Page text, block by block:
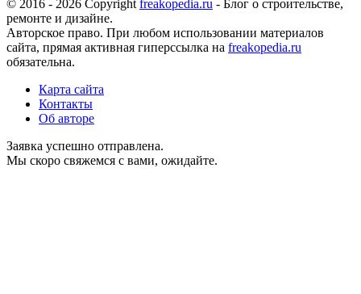
© 2016 - 2026 Copyright freakopedia.ru - Блог о строительстве,
ремонте и дизайне.
Авторское право. При любом использовании материалов
сайта, прямая активная гиперссылка на freakopedia.ru
обязательна.
Карта сайта
Контакты
Об авторе
Заявка успешно отправлена.
Мы скоро свяжемся с вами, ожидайте.